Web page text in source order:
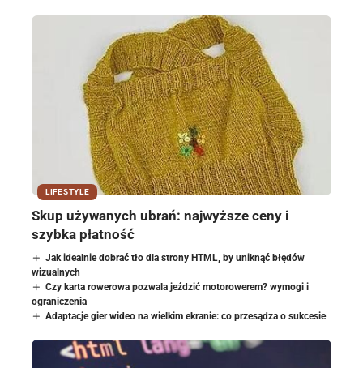
LIFESTYLE
Skup używanych ubrań: najwyższe ceny i
szybka płatność
Jak idealnie dobrać tło dla strony HTML, by uniknąć błędów
wizualnych
Czy karta rowerowa pozwala jeździć motorowerem? wymogi i
ograniczenia
Adaptacje gier wideo na wielkim ekranie: co przesądza o sukcesie